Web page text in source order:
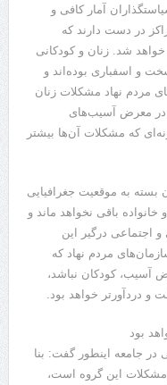
آمار کافی و
در دست دارند که
شد. زنان و کودکانی
و اسفباری بوده‌اند و
مردم نهاد مشکلات زنان
در معرض آسیب‌های
که مشکلات آن‌ها بیشتر
به موقعیت جغرافیایی
باقی نخواهد ماند و
و اجتماعی درگیر این
مردم نهاد که
آسیب، کودکان نباشد،
دردآورتر خواهد بود.
بود
در جامعه اینطور گفت: بنا
مشکلات این گروه است،